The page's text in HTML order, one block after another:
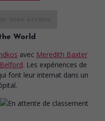
World
avec Meredith Baxter
. Les expériences de
font leur internat dans un